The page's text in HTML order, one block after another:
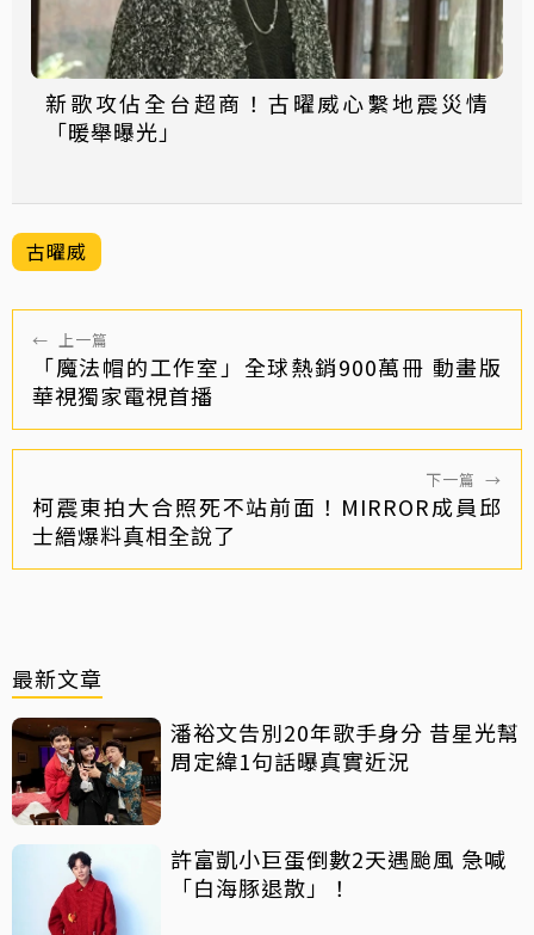
新歌攻佔全台超商！古曜威心繫地震災情
「暖舉曝光」
古曜威
← 上一篇
「魔法帽的工作室」全球熱銷900萬冊 動畫版
華視獨家電視首播
下一篇 →
柯震東拍大合照死不站前面！MIRROR成員邱
士縉爆料真相全說了
最新文章
潘裕文告別20年歌手身分 昔星光幫
周定緯1句話曝真實近況
許富凱小巨蛋倒數2天遇颱風 急喊
「白海豚退散」！